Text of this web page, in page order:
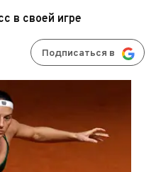
в своей игре
Подписаться в